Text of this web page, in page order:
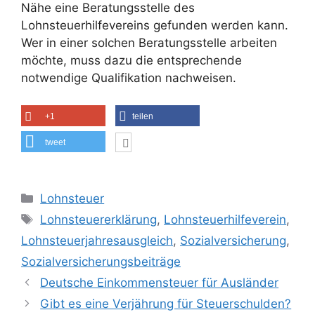
Nähe eine Beratungsstelle des
Lohnsteuerhilfevereins gefunden werden kann.
Wer in einer solchen Beratungsstelle arbeiten
möchte, muss dazu die entsprechende
notwendige Qualifikation nachweisen.
+1 teilen
tweet
Kategorien
Lohnsteuer
Schlagwörter
Lohnsteuererklärung, Lohnsteuerhilfeverein,
Lohnsteuerjahresausgleich, Sozialversicherung,
Sozialversicherungsbeiträge
Deutsche Einkommensteuer für Ausländer
Gibt es eine Verjährung für Steuerschulden?